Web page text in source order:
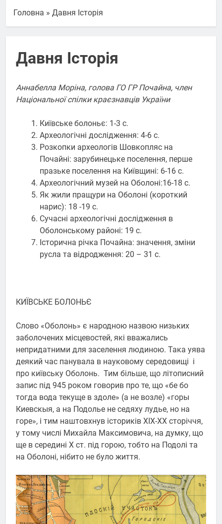
Головна » Давня Історія
Давня Історія
Аннабелла Моріна, голова ГО ГР Почайна, член
Національної спілки краєзнавців України
Київське болоньє: 1-3 с.
Археологічні дослідження: 4-6 с.
Розкопки археологів Шовкопляс на
Почайні: зарубинецьке поселення, перше
празьке поселення на Київщині: 6-16 с.
Археологічний музей на Оболоні:16-18 с.
Як жили пращури на Оболоні (короткий
нарис): 18 -19 с.
Сучасні археологічні дослідження в
Оболонському районі: 19 с.
Історична річка Почайна: значення, зміни
русла та відродження: 20 – 31 с.
КИЇВСЬКЕ БОЛОНЬЄ
Слово «Оболонь» є народною назвою низьких
заболочених місцевостей, які вважались
непридатними для заселення людиною. Така уява
деякий час панувала в науковому середовищі і
про київську Оболонь. Тим більше, що літописний
запис під 945 роком говорив про те, що «бе бо
тогда вода текуще в здоле» (а не возле) «горы
Киевскыя, а на Подолье не седяху лудье, но на
горе», і тим наштовхнув істориків XIX-XX сторіччя,
у тому числі Михайла Максимовича, на думку, що
ще в середині X ст. під горою, тобто на Подолі та
на Оболоні, нібито не було життя.